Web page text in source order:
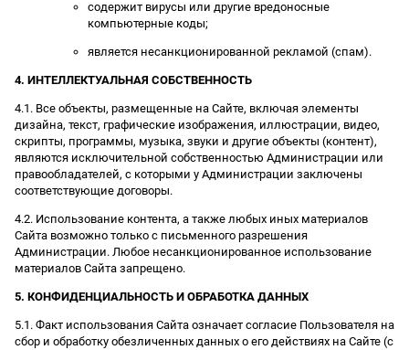
содержит вирусы или другие вредоносные
компьютерные коды;
является несанкционированной рекламой (спам).
4. ИНТЕЛЛЕКТУАЛЬНАЯ СОБСТВЕННОСТЬ
4.1. Все объекты, размещенные на Сайте, включая элементы
дизайна, текст, графические изображения, иллюстрации, видео,
скрипты, программы, музыка, звуки и другие объекты (контент),
являются исключительной собственностью Администрации или
правообладателей, с которыми у Администрации заключены
соответствующие договоры.
4.2. Использование контента, а также любых иных материалов
Сайта возможно только с письменного разрешения
Администрации. Любое несанкционированное использование
материалов Сайта запрещено.
5. КОНФИДЕНЦИАЛЬНОСТЬ И ОБРАБОТКА ДАННЫХ
5.1. Факт использования Сайта означает согласие Пользователя на
сбор и обработку обезличенных данных о его действиях на Сайте (с